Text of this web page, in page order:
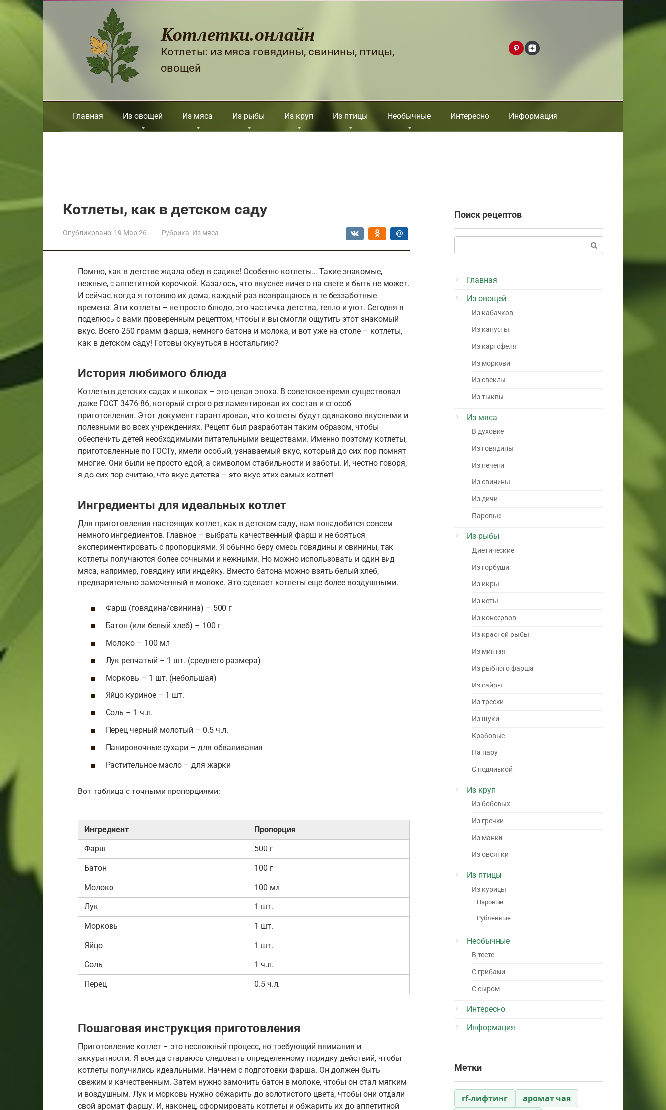
Перейти
Котлетки.онлайн
Котлеты: из мяса говядины, свинины, птицы,
овощей
Главная Из овощей Из мяса Из рыбы Из круп Из птицы Необычные Интересно Информация
Котлеты, как в детском саду
Опубликовано: 19 Мар 26 Рубрика: Из мяса
Помню, как в детстве ждала обед в садике! Особенно котлеты… Такие знакомые,
нежные, с аппетитной корочкой. Казалось, что вкуснее ничего на свете и быть не может.
И сейчас, когда я готовлю их дома, каждый раз возвращаюсь в те беззаботные
времена. Эти котлеты – не просто блюдо, это частичка детства, тепло и уют. Сегодня я
поделюсь с вами проверенным рецептом, чтобы и вы смогли ощутить этот знакомый
вкус. Всего 250 грамм фарша, немного батона и молока, и вот уже на столе – котлеты,
как в детском саду! Готовы окунуться в ностальгию?
История любимого блюда
Котлеты в детских садах и школах – это целая эпоха. В советское время существовал
даже ГОСТ 3476-86, который строго регламентировал их состав и способ
приготовления. Этот документ гарантировал, что котлеты будут одинаково вкусными и
полезными во всех учреждениях. Рецепт был разработан таким образом, чтобы
обеспечить детей необходимыми питательными веществами. Именно поэтому котлеты,
приготовленные по ГОСТу, имели особый, узнаваемый вкус, который до сих пор помнят
многие. Они были не просто едой, а символом стабильности и заботы. И, честно говоря,
я до сих пор считаю, что вкус детства – это вкус этих самых котлет!
Ингредиенты для идеальных котлет
Для приготовления настоящих котлет, как в детском саду, нам понадобится совсем
немного ингредиентов. Главное – выбрать качественный фарш и не бояться
экспериментировать с пропорциями. Я обычно беру смесь говядины и свинины, так
котлеты получаются более сочными и нежными. Но можно использовать и один вид
мяса, например, говядину или индейку. Вместо батона можно взять белый хлеб,
предварительно замоченный в молоке. Это сделает котлеты еще более воздушными.
Фарш (говядина/свинина) – 500 г
Батон (или белый хлеб) – 100 г
Молоко – 100 мл
Лук репчатый – 1 шт. (среднего размера)
Морковь – 1 шт. (небольшая)
Яйцо куриное – 1 шт.
Соль – 1 ч.л.
Перец черный молотый – 0.5 ч.л.
Панировочные сухари – для обваливания
Растительное масло – для жарки
Вот таблица с точными пропорциями:
Ингредиент Пропорция
Фарш 500 г
Батон 100 г
Молоко 100 мл
Лук 1 шт.
Морковь 1 шт.
Яйцо 1 шт.
Соль 1 ч.л.
Перец 0.5 ч.л.
Пошаговая инструкция приготовления
Приготовление котлет – это несложный процесс, но требующий внимания и
аккуратности. Я всегда стараюсь следовать определенному порядку действий, чтобы
котлеты получились идеальными. Начнем с подготовки фарша. Он должен быть
свежим и качественным. Затем нужно замочить батон в молоке, чтобы он стал мягким
и воздушным. Лук и морковь нужно обжарить до золотистого цвета, чтобы они отдали
свой аромат фаршу. И, наконец, сформировать котлеты и обжарить их до аппетитной
Поиск рецептов
Главная
Из овощей
Из кабачков
Из капусты
Из картофеля
Из моркови
Из свеклы
Из тыквы
Из мяса
В духовке
Из говядины
Из печени
Из свинины
Из дичи
Паровые
Из рыбы
Диетические
Из горбуши
Из икры
Из кеты
Из консервов
Из красной рыбы
Из минтая
Из рыбного фарша
Из сайры
Из трески
Из щуки
Крабовые
На пару
С подливкой
Из круп
Из бобовых
Из гречки
Из манки
Из овсянки
Из птицы
Из курицы
Паровые
Рубленные
Необычные
В тесте
С грибами
С сыром
Интересно
Информация
Метки
rf-лифтинг
аромат чая